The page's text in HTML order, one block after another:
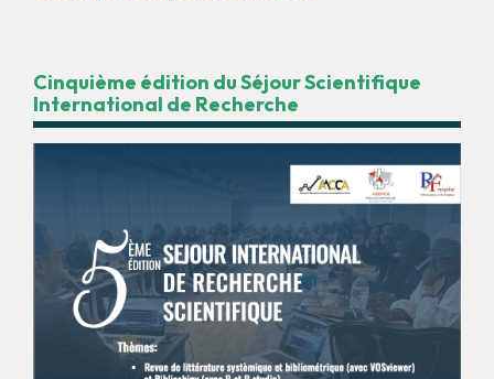
Cinquième édition du Séjour Scientifique
International de Recherche